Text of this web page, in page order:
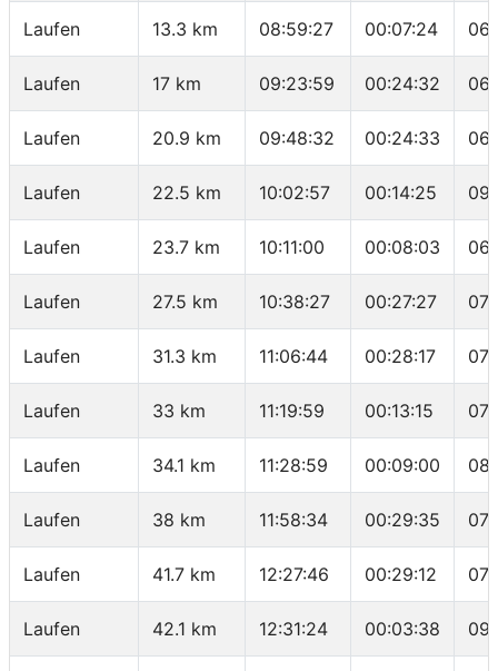
Laufen 13.3 km 08:59:27 00:07:24
Laufen 17 km 09:23:59 00:24:32
Laufen 20.9 km 09:48:32 00:24:33
Laufen 22.5 km 10:02:57 00:14:25
Laufen 23.7 km 10:11:00 00:08:03
Laufen 27.5 km 10:38:27 00:27:27
Laufen 31.3 km 11:06:44 00:28:17
Laufen 33 km 11:19:59 00:13:15
Laufen 34.1 km 11:28:59 00:09:00
Laufen 38 km 11:58:34 00:29:35
Laufen 41.7 km 12:27:46 00:29:12
Laufen 42.1 km 12:31:24 00:03:38